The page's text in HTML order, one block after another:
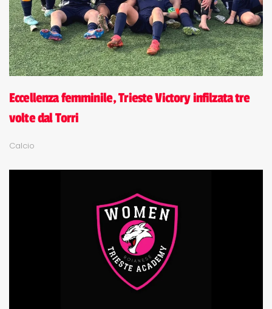
Eccellenza femminile, Trieste Victory infilzata tre
volte dal Torri
Calcio